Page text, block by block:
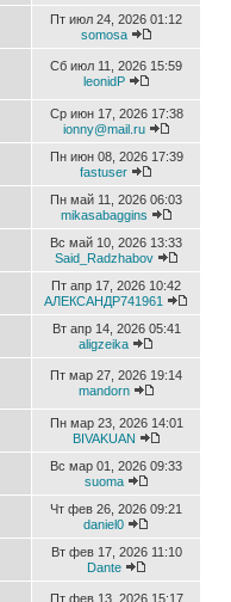
Пт июл 24, 2026 01:12
somosa
Сб июл 11, 2026 15:59
leonidP
Ср июн 17, 2026 17:38
ionny@mail.ru
Пн июн 08, 2026 17:39
fastuser
Пн май 11, 2026 06:03
mikasabaggins
Вс май 10, 2026 13:33
Said_Radzhabov
Пт апр 17, 2026 10:42
АЛЕКСАНДР741961
Вт апр 14, 2026 05:41
aligzeika
Пт мар 27, 2026 19:14
mandorn
Пн мар 23, 2026 14:01
BIVAKUAN
Вс мар 01, 2026 09:33
suoma
Чт фев 26, 2026 09:21
daniel0
Вт фев 17, 2026 11:10
Dante
Пт фев 13, 2026 15:17